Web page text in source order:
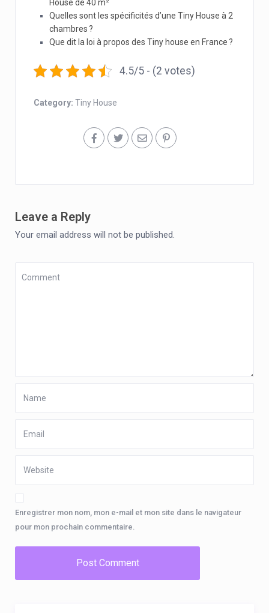
House de 40 m²
Quelles sont les spécificités d’une Tiny House à 2
chambres ?
Que dit la loi à propos des Tiny house en France ?
4.5/5 - (2 votes)
Category: Tiny House
Leave a Reply
Your email address will not be published.
Enregistrer mon nom, mon e-mail et mon site dans le navigateur
pour mon prochain commentaire.